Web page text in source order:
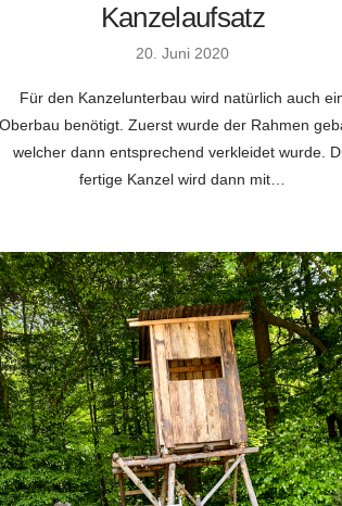
Kanzelaufsatz
20. Juni 2020
Für den Kanzelunterbau wird natürlich auch
Oberbau benötigt. Zuerst wurde der Rahmen
welcher dann entsprechend verkleidet wurde.
fertige Kanzel wird dann mit…